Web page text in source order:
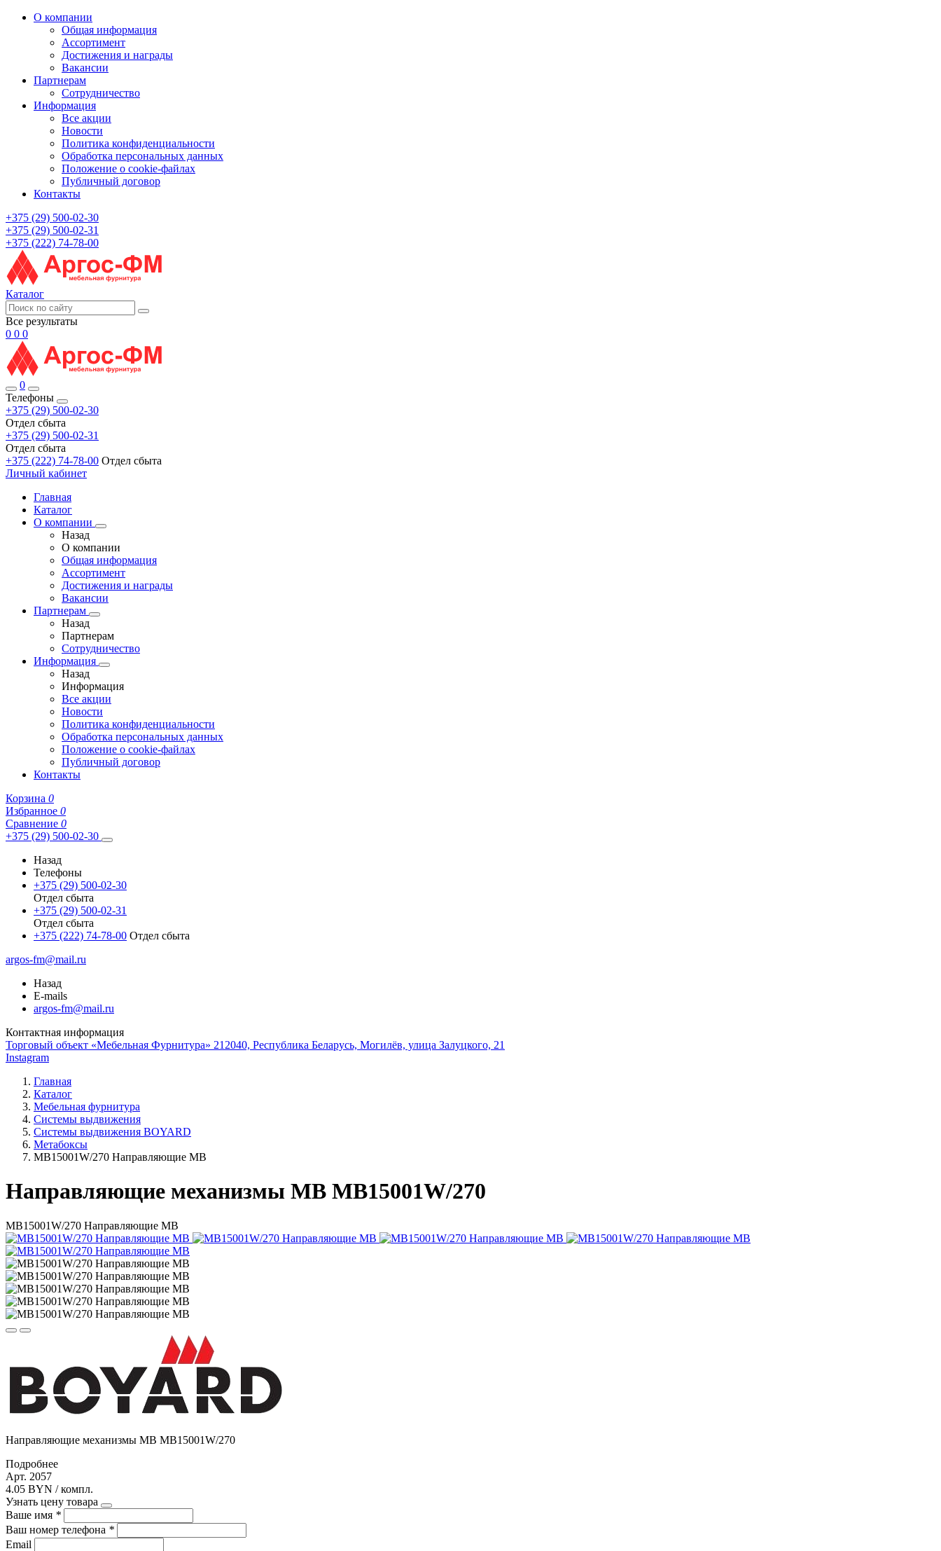
О компании
Общая информация
Ассортимент
Достижения и награды
Вакансии
Партнерам
Сотрудничество
Информация
Все акции
Новости
Политика конфиденциальности
Обработка персональных данных
Положение о cookie-файлах
Публичный договор
Контакты
+375 (29) 500-02-30
+375 (29) 500-02-31
+375 (222) 74-78-00
Каталог
Все результаты
0 0 0
0
Телефоны
+375 (29) 500-02-30
Отдел сбыта
+375 (29) 500-02-31
Отдел сбыта
+375 (222) 74-78-00 Отдел сбыта
Личный кабинет
Главная
Каталог
О компании
Назад
О компании
Общая информация
Ассортимент
Достижения и награды
Вакансии
Партнерам
Назад
Партнерам
Сотрудничество
Информация
Назад
Информация
Все акции
Новости
Политика конфиденциальности
Обработка персональных данных
Положение о cookie-файлах
Публичный договор
Контакты
Корзина 0
Избранное 0
Сравнение 0
+375 (29) 500-02-30
Назад
Телефоны
+375 (29) 500-02-30
Отдел сбыта
+375 (29) 500-02-31
Отдел сбыта
+375 (222) 74-78-00 Отдел сбыта
argos-fm@mail.ru
Назад
E-mails
argos-fm@mail.ru
Контактная информация
Торговый объект «Мебельная Фурнитура» 212040, Республика Беларусь, Могилёв, улица Залуцкого, 21
Instagram
Главная
Каталог
Мебельная фурнитура
Системы выдвижения
Системы выдвижения BOYARD
Метабоксы
МВ15001W/270 Направляющие МВ
Направляющие механизмы MB MB15001W/270
МВ15001W/270 Направляющие МВ
Направляющие механизмы MB MB15001W/270
Подробнее
Арт. 2057
4.05 BYN / компл.
Узнать цену товара
Ваше имя *
Ваш номер телефона *
Email